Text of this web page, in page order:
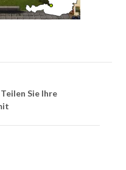
Sie Ihre